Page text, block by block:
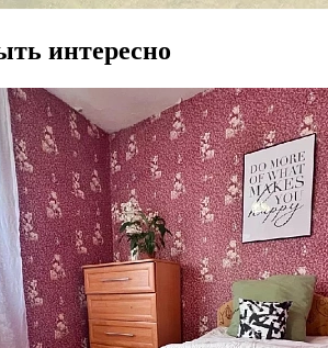
интересно